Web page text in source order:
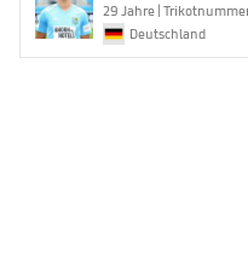
29 Jahre |
Deutschland